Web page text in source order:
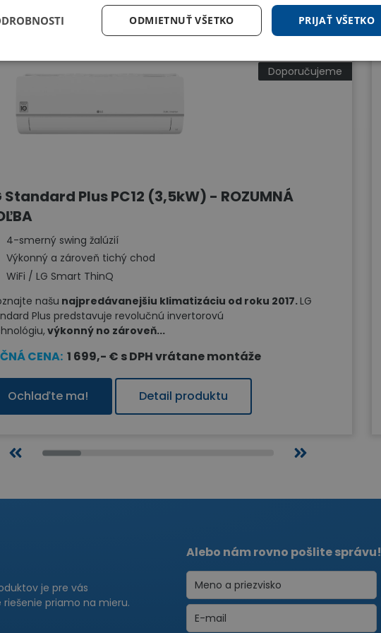
Doporučujeme
Standard Plus PC12 (3,5kW) - ROZUMNÁ
4-smerný swing žalúzií
Výkonný a zároveň tichý chod
WiFi / LG Smart ThinQ
našu najpredávanejšiu klimatizáciu od roku 2017.LG
Plus predstavuje revolučnú invertorovú
výkonný no zároveň...
CENA: 1 699,- € s DPH vrátane montáže
Ochlaďte ma! Detail produktu
je pre vás
priamo na mieru.
Alebo nám rovno pošlite správu!
PRIJAŤ VŠETKO
ODMIETNUŤ VŠETKO